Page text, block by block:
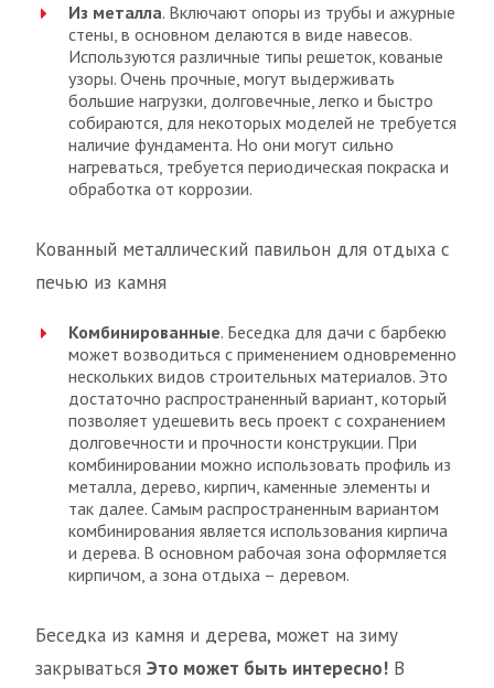
Из металла. Включают опоры из трубы и ажурные
стены, в основном делаются в виде навесов.
Используются различные типы решеток, кованые
узоры. Очень прочные, могут выдерживать
большие нагрузки, долговечные, легко и быстро
собираются, для некоторых моделей не требуется
наличие фундамента. Но они могут сильно
нагреваться, требуется периодическая покраска и
обработка от коррозии.
Кованный металлический павильон для отдыха с
печью из камня
Комбинированные. Беседка для дачи с барбекю
может возводиться с применением одновременно
нескольких видов строительных материалов. Это
достаточно распространенный вариант, который
позволяет удешевить весь проект с сохранением
долговечности и прочности конструкции. При
комбинировании можно использовать профиль из
металла, дерево, кирпич, каменные элементы и
так далее. Самым распространенным вариантом
комбинирования является использования кирпича
и дерева. В основном рабочая зона оформляется
кирпичом, а зона отдыха – деревом.
Беседка из камня и дерева, может на зиму
закрываться Это может быть интересно! В